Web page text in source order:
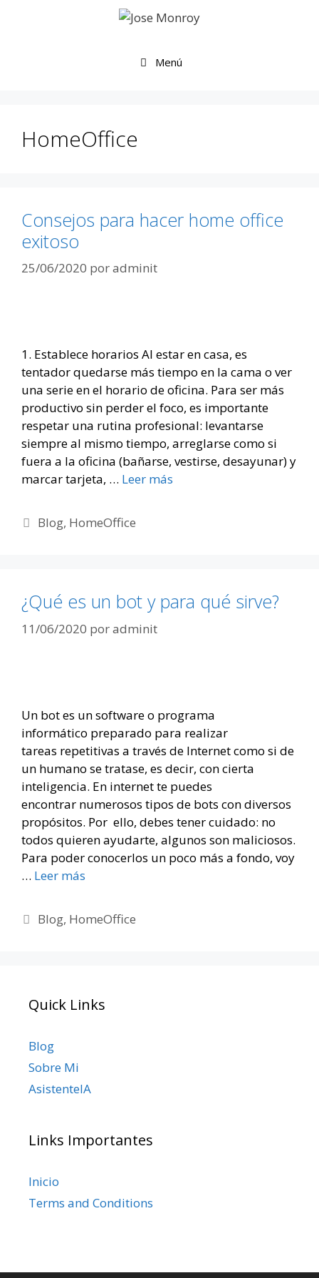
Menú
HomeOffice
Consejos para hacer home office
exitoso
25/06/2020 poradminit
1. Establece horarios Al estar en casa, es
tentador quedarse más tiempo en la cama o ver
una serie en el horario de oficina. Para ser más
productivo sin perder el foco, es importante
respetar una rutina profesional: levantarse
siempre al mismo tiempo, arreglarse como si
fuera a la oficina (bañarse, vestirse, desayunar) y
marcar tarjeta, … Leer más
Categorías
Blog, HomeOffice
¿Qué es un bot y para qué sirve?
11/06/2020 poradminit
Un bot es un software o programa
informático preparado para realizar
tareas repetitivas a través de Internet como si de
un humano se tratase, es decir, con cierta
inteligencia. En internet te puedes
encontrar numerosos tipos de bots con diversos
propósitos. Por ello, debes tener cuidado: no
todos quieren ayudarte, algunos son maliciosos.
Para poder conocerlos un poco más a fondo, voy
… Leer más
Categorías
Blog, HomeOffice
Quick Links
Blog
Sobre Mi
AsistenteIA
Links Importantes
Inicio
Terms and Conditions